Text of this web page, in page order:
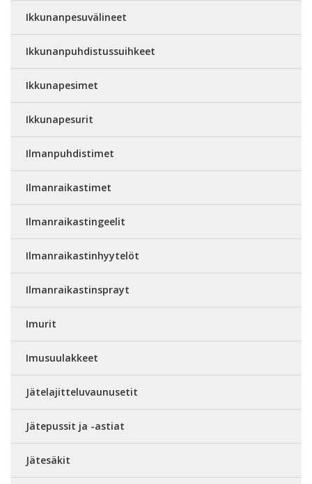
Ikkunanpesuvälineet
Ikkunanpuhdistussuihkeet
Ikkunapesimet
Ikkunapesurit
Ilmanpuhdistimet
Ilmanraikastimet
Ilmanraikastingeelit
Ilmanraikastinhyytelöt
Ilmanraikastinsprayt
Imurit
Imusuulakkeet
Jätelajitteluvaunusetit
Jätepussit ja -astiat
Jätesäkit